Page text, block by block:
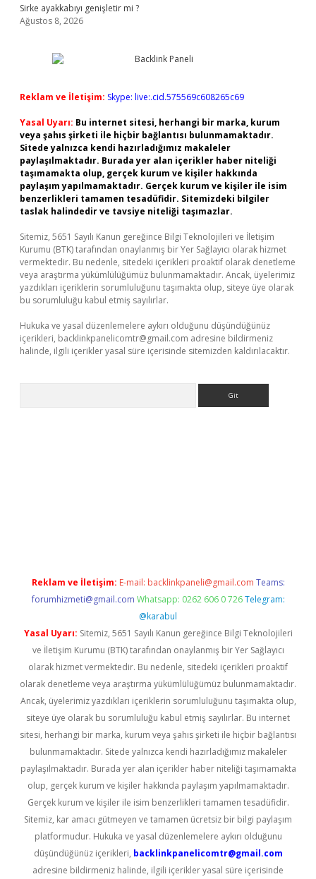
Sirke ayakkabıyı genişletir mi ?
Ağustos 8, 2026
Reklam ve İletişim: Skype: live:.cid.575569c608265c69
Yasal Uyarı: Bu internet sitesi, herhangi bir marka, kurum
veya şahıs şirketi ile hiçbir bağlantısı bulunmamaktadır.
Sitede yalnızca kendi hazırladığımız makaleler
paylaşılmaktadır. Burada yer alan içerikler haber niteliği
taşımamakta olup, gerçek kurum ve kişiler hakkında
paylaşım yapılmamaktadır. Gerçek kurum ve kişiler ile isim
benzerlikleri tamamen tesadüfidir. Sitemizdeki bilgiler
taslak halindedir ve tavsiye niteliği taşımazlar.
Sitemiz, 5651 Sayılı Kanun gereğince Bilgi Teknolojileri ve İletişim
Kurumu (BTK) tarafından onaylanmış bir Yer Sağlayıcı olarak hizmet
vermektedir. Bu nedenle, sitedeki içerikleri proaktif olarak denetleme
veya araştırma yükümlülüğümüz bulunmamaktadır. Ancak, üyelerimiz
yazdıkları içeriklerin sorumluluğunu taşımakta olup, siteye üye olarak
bu sorumluluğu kabul etmiş sayılırlar.
Hukuka ve yasal düzenlemelere aykırı olduğunu düşündüğünüz
içerikleri, backlinkpanelicomtr@gmail.com adresine bildirmeniz
halinde, ilgili içerikler yasal süre içerisinde sitemizden kaldırılacaktır.
Reklam ve İletişim: E-mail: backlinkpaneli@gmail.com Teams:
forumhizmeti@gmail.com Whatsapp: 0262 606 0 726 Telegram:
@karabul
Yasal Uyarı: Sitemiz, 5651 Sayılı Kanun gereğince Bilgi Teknolojileri
ve İletişim Kurumu (BTK) tarafından onaylanmış bir Yer Sağlayıcı
olarak hizmet vermektedir. Bu nedenle, sitedeki içerikleri proaktif
olarak denetleme veya araştırma yükümlülüğümüz bulunmamaktadır.
Ancak, üyelerimiz yazdıkları içeriklerin sorumluluğunu taşımakta olup,
siteye üye olarak bu sorumluluğu kabul etmiş sayılırlar. Bu internet
sitesi, herhangi bir marka, kurum veya şahıs şirketi ile hiçbir bağlantısı
bulunmamaktadır. Sitede yalnızca kendi hazırladığımız makaleler
paylaşılmaktadır. Burada yer alan içerikler haber niteliği taşımamakta
olup, gerçek kurum ve kişiler hakkında paylaşım yapılmamaktadır.
Gerçek kurum ve kişiler ile isim benzerlikleri tamamen tesadüfidir.
Sitemiz, kar amacı gütmeyen ve tamamen ücretsiz bir bilgi paylaşım
platformudur. Hukuka ve yasal düzenlemelere aykırı olduğunu
düşündüğünüz içerikleri, backlinkpanelicomtr@gmail.com
adresine bildirmeniz halinde, ilgili içerikler yasal süre içerisinde